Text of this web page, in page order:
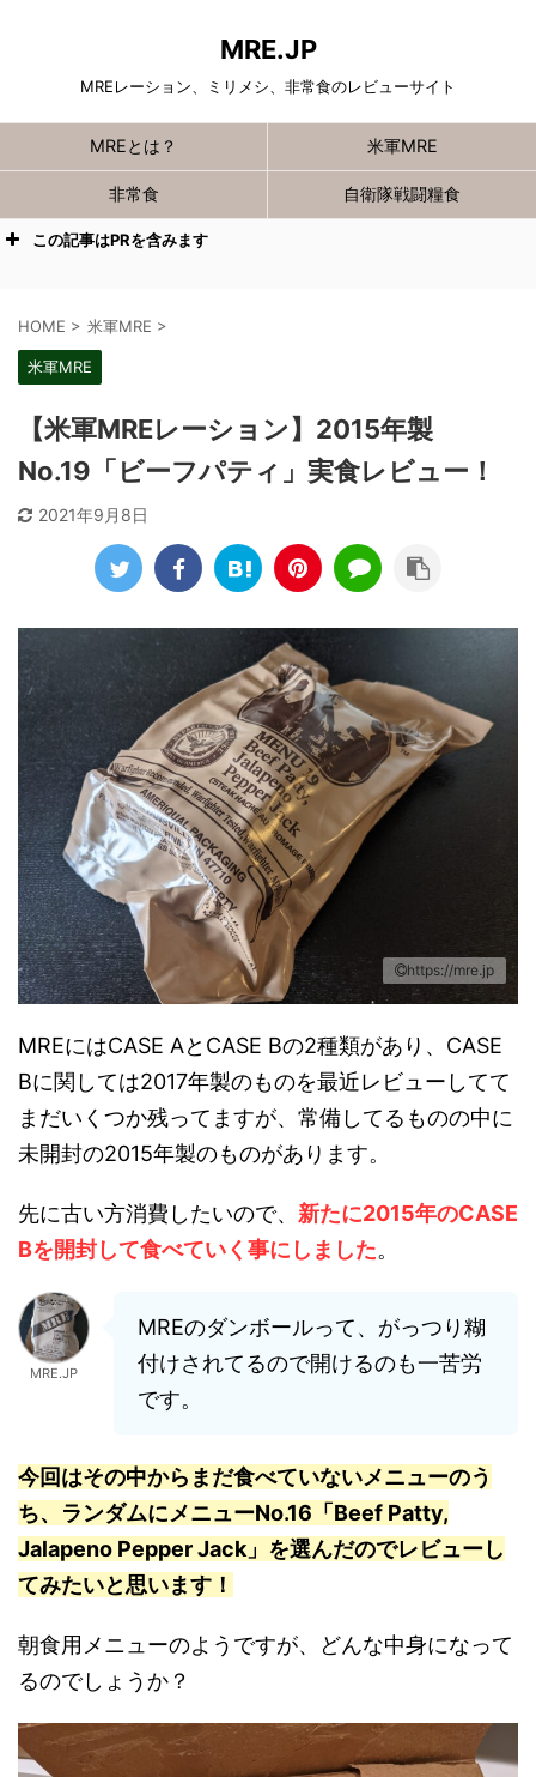
MRE.JP
MREレーション、ミリメシ、非常食のレビューサイト
MREとは？ 米軍MRE
非常食 自衛隊戦闘糧食
この記事はPRを含みます
HOME > 米軍MRE >
米軍MRE
【米軍MREレーション】2015年製
No.19「ビーフパティ」実食レビュー！
2021年9月8日
https://mre.jp
MREにはCASE AとCASE Bの2種類があり、CASE
Bに関しては2017年製のものを最近レビューしてて
まだいくつか残ってますが、常備してるものの中に
未開封の2015年製のものがあります。
先に古い方消費したいので、 新たに2015年のCASE
Bを開封して食べていく事にしました。
MRE.JP
MREのダンボールって、がっつり糊
付けされてるので開けるのも一苦労
です。
今回はその中からまだ食べていないメニューのう
ち、 ランダムにメニューNo.16「Beef Patty,
Jalapeno Pepper Jack」を選んだのでレビューし
てみたいと思います！
朝食用メニューのようですが、どんな中身になって
るのでしょうか？